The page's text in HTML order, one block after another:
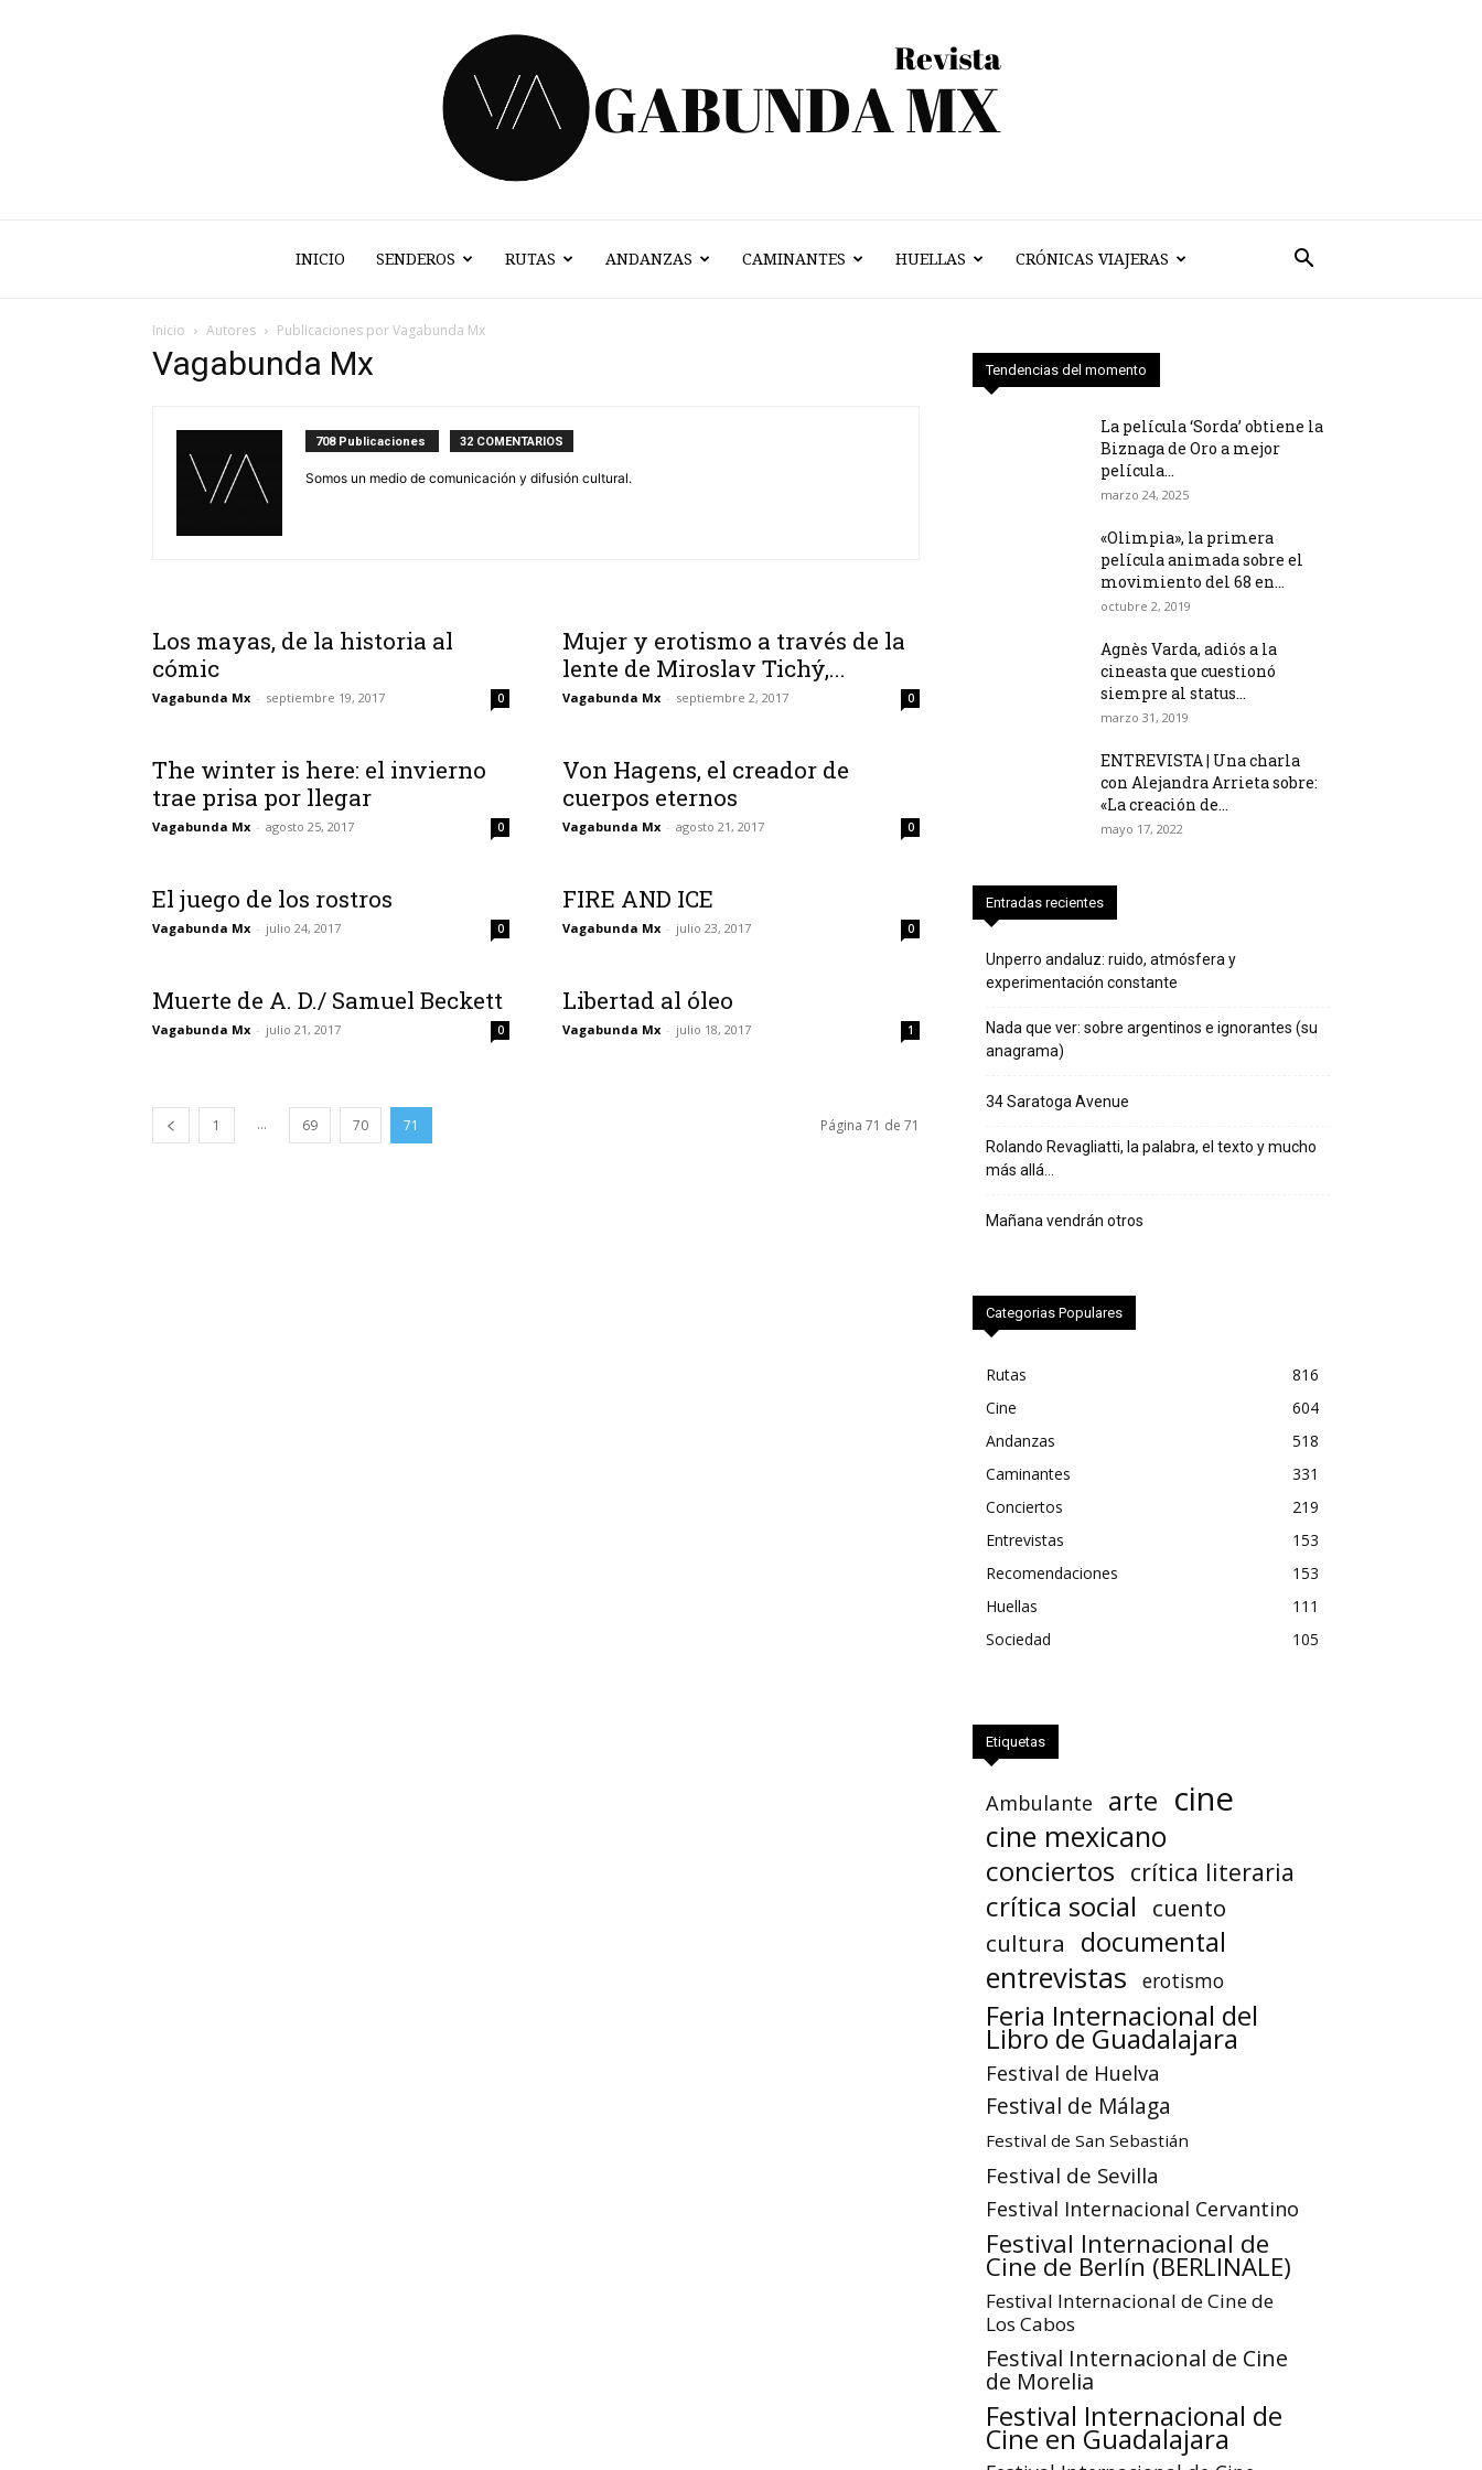
Vagabunda
INICIO SENDEROS RUTAS ANDANZAS CAMINANTES HUELLAS CRÓNICAS VIAJERAS
Inicio Autores Publicaciones por Vagabunda Mx
Vagabunda Mx
708 Publicaciones 32 COMENTARIOS
Somos un medio de comunicación y difusión cultural.
Los mayas, de la historia al
cómic
Vagabunda Mx - septiembre 19, 2017 0
Mujer y erotismo a través de la
lente de Miroslav Tichý,...
Vagabunda Mx - septiembre 2, 2017 0
The winter is here: el invierno
trae prisa por llegar
Vagabunda Mx - agosto 25, 2017 0
Von Hagens, el creador de
cuerpos eternos
Vagabunda Mx - agosto 21, 2017 0
El juego de los rostros
Vagabunda Mx - julio 24, 2017 0
FIRE AND ICE
Vagabunda Mx - julio 23, 2017 0
Muerte de A. D./ Samuel Beckett
Vagabunda Mx - julio 21, 2017 0
Libertad al óleo
Vagabunda Mx - julio 18, 2017 1
1 ... 69 70 71 Página 71 de 71
Tendencias del momento
La película ‘Sorda’ obtiene la
Biznaga de Oro a mejor
película...
marzo 24, 2025
«Olimpia», la primera
película animada sobre el
movimiento del 68 en...
octubre 2, 2019
Agnès Varda, adiós a la
cineasta que cuestionó
siempre al status...
marzo 31, 2019
ENTREVISTA | Una charla
con Alejandra Arrieta sobre:
«La creación de...
mayo 17, 2022
Entradas recientes
Unperro andaluz: ruido, atmósfera y
experimentación constante
Nada que ver: sobre argentinos e ignorantes (su
anagrama)
34 Saratoga Avenue
Rolando Revagliatti, la palabra, el texto y mucho
más allá…
Mañana vendrán otros
Categorias Populares
Rutas
816
Cine
604
Andanzas
518
Caminantes
331
Conciertos
219
Entrevistas
153
Recomendaciones
153
Huellas
111
Sociedad
105
Etiquetas
Ambulante arte cine
cine mexicano
conciertos crítica literaria
crítica social
cuento
cultura
documental
entrevistas erotismo
Feria Internacional del
Libro de Guadalajara
Festival de Huelva
Festival de Málaga
Festival de San Sebastián
Festival de Sevilla
Festival Internacional Cervantino
Festival Internacional de
Cine de Berlín (BERLINALE)
Festival Internacional de Cine de
Los Cabos
Festival Internacional de Cine
de Morelia
Festival Internacional de
Cine en Guadalajara